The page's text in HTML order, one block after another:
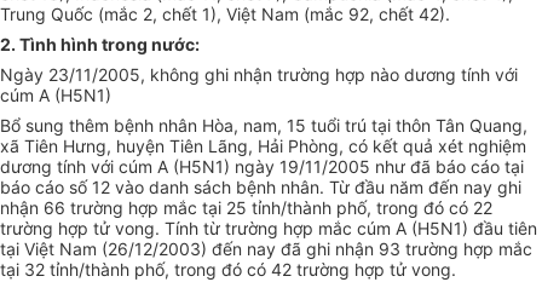
Trung Quốc (mắc 2, chết 1), Việt Nam (mắc 92, chết 42).
2. Tình hình trong nước:
Ngày 23/11/2005, không ghi nhận trường hợp nào dương tính với
cúm A (H5N1)
Bổ sung thêm bệnh nhân Hòa, nam, 15 tuổi trú tại thôn Tân Quang,
xã Tiên Hưng, huyện Tiên Lãng, Hải Phòng, có kết quả xét nghiệm
dương tính với cúm A (H5N1) ngày 19/11/2005 như đã báo cáo tại
báo cáo số 12 vào danh sách bệnh nhân. Từ đầu năm đến nay ghi
nhận 66 trường hợp mắc tại 25 tỉnh/thành phố, trong đó có 22
trường hợp tử vong. Tính từ trường hợp mắc cúm A (H5N1) đầu tiên
tại Việt Nam (26/12/2003) đến nay đã ghi nhận 93 trường hợp mắc
tại 32 tỉnh/thành phố, trong đó có 42 trường hợp tử vong.